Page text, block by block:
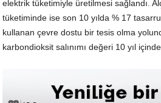
elektrik tüketimiyle üretilmesi sağlandı.
tüketiminde ise son 10 yılda % 17
kullanan çevre dostu bir tesis olma
karbondioksit salınımı değeri 10 yıl